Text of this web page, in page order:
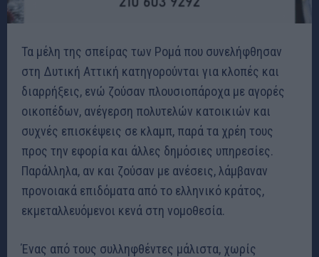
Τα μέλη της σπείρας των Ρομά που συνελήφθησαν
στη Δυτική Αττική κατηγορούνται για κλοπές και
διαρρήξεις, ενώ ζούσαν πλουσιοπάροχα με αγορές
οικοπέδων, ανέγερση πολυτελών κατοικιών και
συχνές επισκέψεις σε κλαμπ, παρά τα χρέη τους
προς την εφορία και άλλες δημόσιες υπηρεσίες.
Παράλληλα, αν και ζούσαν με ανέσεις, λάμβαναν
προνοιακά επιδόματα από το ελληνικό κράτος,
εκμεταλλευόμενοι κενά στη νομοθεσία.
Ένας από τους συλληφθέντες μάλιστα, χωρίς